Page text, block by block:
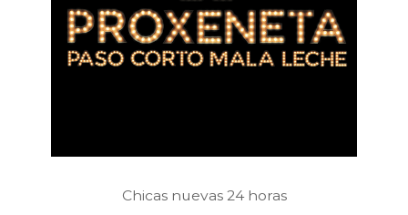
Chicas nuevas 24 horas